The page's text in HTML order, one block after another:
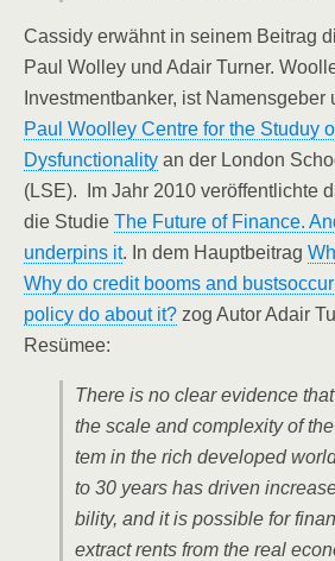
Cass­idy erwähnt in sei­nem Bei­trag
Paul Wol­ley und Adair Tur­ner.
Invest­ment­ban­ker, ist Namens­ge­ber
Paul Wool­ley Cent­re for the Stu­duy
Dys­func­tion­a­li­ty an der Lon­don
(LSE). Im Jahr 2010 ver­öf­fent­lich­te
die Stu­die The Future of Finan­ce.
under­pins it. In dem Haupt­bei­trag
Why do cre­dit booms and
poli­cy do about it? zog Autor Adair
Resümee:
The­re is no clear evi­dence
the sca­le and com­ple­xi­ty of
tem in the rich deve­lo­ped
to 30 years has dri­ven
bi­li­ty, and it is pos­si­ble for
extra­ct rents from the real